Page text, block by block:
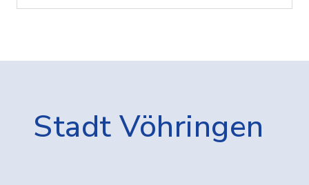
Stadt Vöhringen